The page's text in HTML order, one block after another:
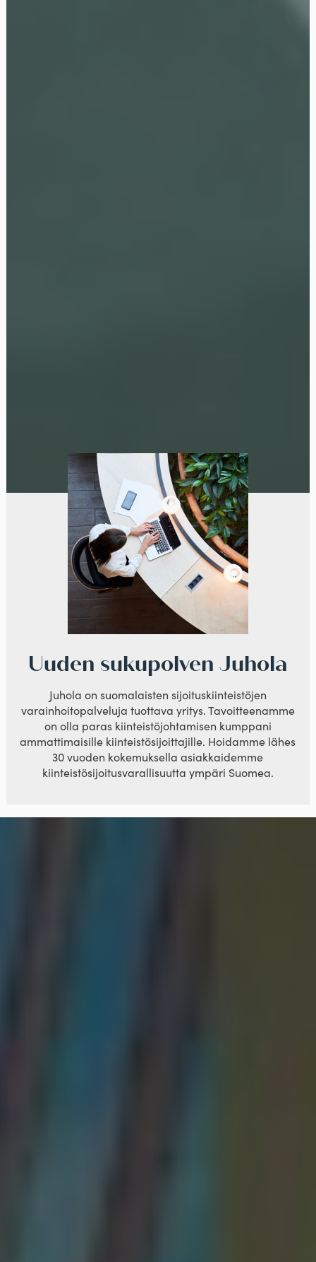
Uuden sukupolven Juhola
Juhola on suomalaisten sijoituskiinteistöjen
varainhoitopalveluja tuottava yritys. Tavoitteenamme
on olla paras kiinteistöjohtamisen kumppani
ammattimaisille kiinteistösijoittajille. Hoidamme lähes
30 vuoden kokemuksella asiakkaidemme
kiinteistösijoitusvarallisuutta ympäri Suomea.